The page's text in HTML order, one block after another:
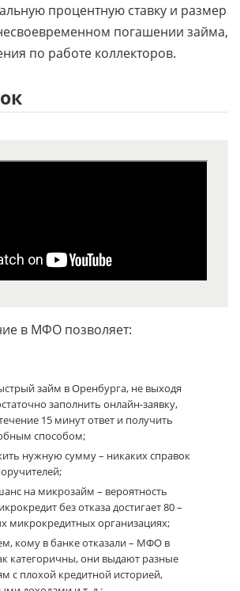
процентную ставку и размер
погашении займа,
по работе коллекторов.
в МФО позволяет:
займ в Оренбурга, не выходя
заполнить онлайн-заявку,
15 минут ответ и получить
способом;
нужную сумму – никаких справок
на микрозайм – вероятность
без отказа достигает 80 –
микрокредитных организациях;
кому в банке отказали – МФО в
категоричны, они выдают разные
с плохой кредитной историей,